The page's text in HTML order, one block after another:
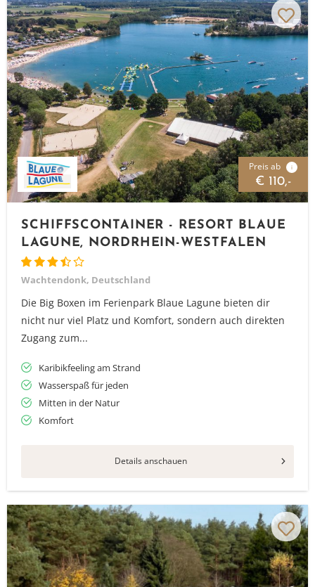
Preis ab i
€ 110,-
SCHIFFSCONTAINER - RESORT BLAUE
LAGUNE, NORDRHEIN-WESTFALEN
Wachtendonk, Deutschland
Die Big Boxen im Ferienpark Blaue Lagune bieten dir
nicht nur viel Platz und Komfort, sondern auch direkten
Zugang zum...
Karibikfeeling am Strand
Wasserspaß für jeden
Mitten in der Natur
Komfort
Details anschauen